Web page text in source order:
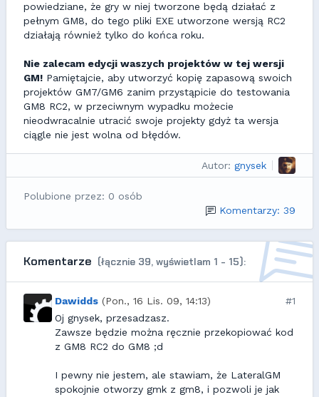
powiedziane, że gry w niej tworzone będą działać z
pełnym GM8, do tego pliki EXE utworzone wersją RC2
działają również tylko do końca roku.
Nie zalecam edycji waszych projektów w tej wersji
GM! Pamiętajcie, aby utworzyć kopię zapasową swoich
projektów GM7/GM6 zanim przystąpicie do testowania
GM8 RC2, w przeciwnym wypadku możecie
nieodwracalnie utracić swoje projekty gdyż ta wersja
ciągle nie jest wolna od błędów.
Autor: gnysek
Polubione przez: 0 osób
Komentarzy: 39
Komentarze (łącznie 39, wyświetlam 1 - 15):
Dawidds (Pon., 16 Lis. 09, 14:13)
#1
Oj gnysek, przesadzasz.
Zawsze będzie można ręcznie przekopiować kod
z GM8 RC2 do GM8 ;d
I pewny nie jestem, ale stawiam, że LateralGM
spokojnie otworzy gmk z gm8, i pozwoli je jak